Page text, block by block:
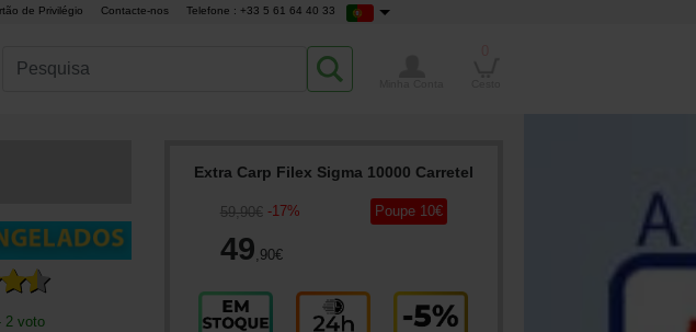
de Privilégio Contacte-nos Telefone : +33 5 61 64 40 33
2 voto
Extra Carp Filex Sigma 10000 Carretel
59,90€ -17%
49,90€
Poupe 10€